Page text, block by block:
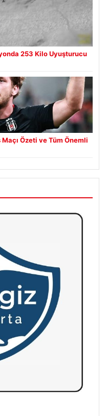
253 Kilo Uyuşturucu
Özeti ve Tüm Önemli